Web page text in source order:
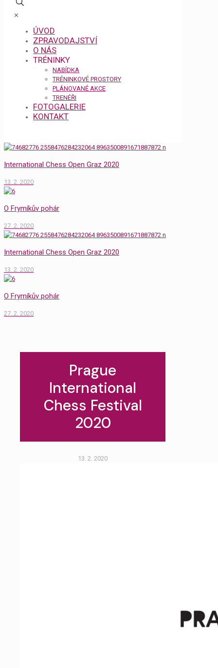
✕
ÚVOD
ZPRAVODAJSTVÍ
O NÁS
TRÉNINKY
NABÍDKA
TRÉNINKOVÉ PROSTORY
PLÁNOVANÉ AKCE
TRENÉŘI
FOTOGALERIE
KONTAKT
International Chess Open Graz 2020
13. 2. 2020
O Frymíkův pohár
27. 2. 2020
International Chess Open Graz 2020
13. 2. 2020
O Frymíkův pohár
27. 2. 2020
Prague
International
Chess Festival
2020
13. 2. 2020